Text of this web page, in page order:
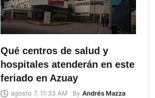
Qué centros de salud y
hospitales atenderán en este
feriado en Azuay
agosto 7, 11:33 AM By Andrés Mazza